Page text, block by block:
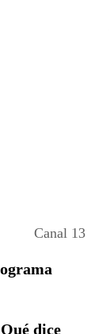
Canal 13
dice